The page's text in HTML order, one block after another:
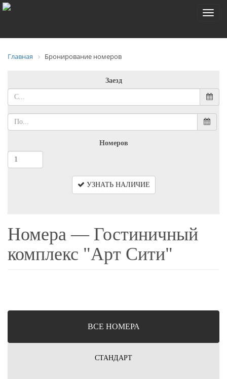
Toggle
Главная Бронирование номеров
Заезд
Номеров
УЗНАТЬ НАЛИЧИЕ
Номера — Гостиничный
комплекс "Арт Сити"
ВCЕ НОМЕРА
СТАНДАРТ